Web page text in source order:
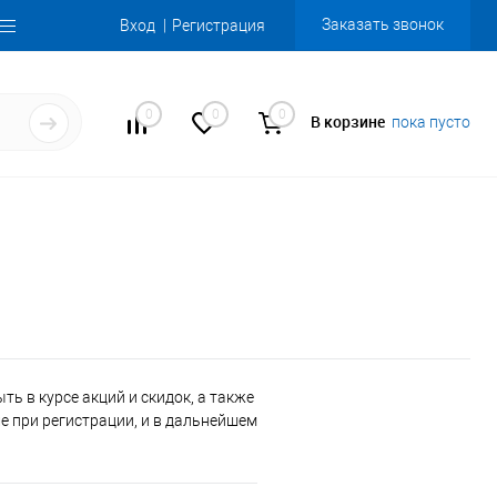
Вход Регистрация Заказать звонок
0 0 0 В корзине пока пусто
в курсе акций и скидок, а также
при регистрации, и в дальнейшем